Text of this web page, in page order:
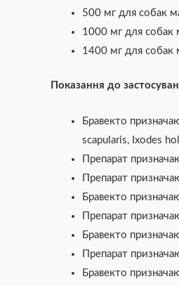
500 мг для собак
1000 мг для собак
1400 мг для собак
Показання до
Бравекто
scapularis, Ixodes
Препарат
Препарат
Бравекто
Препарат
Бравекто
Препарат
Бравекто